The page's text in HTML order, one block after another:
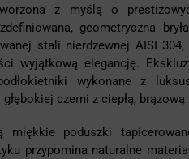
z myślą o
geometryczna
stali nierdzewnej AISI
wyjątkową elegancję.
wykonane z
czerni z ciepłą, brązową
miękkie poduszki
przypomina naturalne